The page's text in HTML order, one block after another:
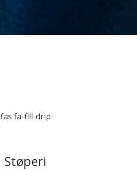
fas fa-fill-drip
Støperi